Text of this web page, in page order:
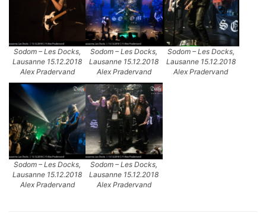
Sodom – Les Docks,
Lausanne 15.12.2018
Alex Pradervand
Sodom – Les Docks,
Lausanne 15.12.2018
Alex Pradervand
Sodom – Les Docks,
Lausanne 15.12.2018
Alex Pradervand
Sodom – Les Docks,
Lausanne 15.12.2018
Alex Pradervand
Sodom – Les Docks,
Lausanne 15.12.2018
Alex Pradervand